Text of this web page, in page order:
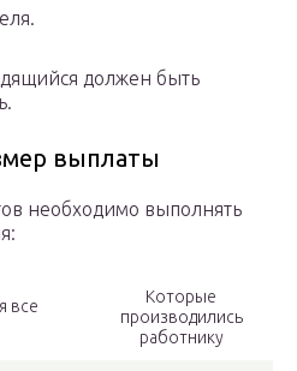
должен быть
выплаты
необходимо выполнять
все
Которые
производились
работнику